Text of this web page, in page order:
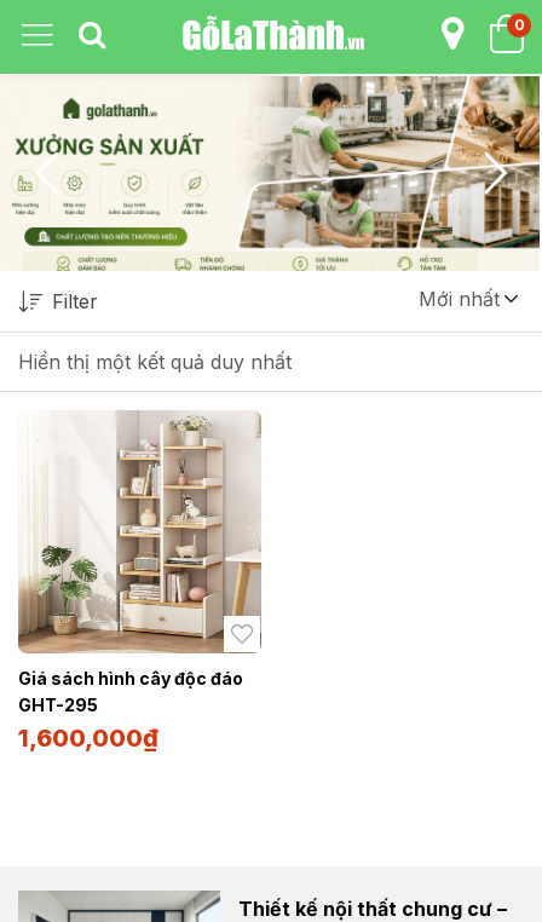
0
Hiển thị một kết quả duy nhất
Filter Mới nhất
Giá sách hình cây độc đáo
GHT-295
1,600,000₫
Thiết kế nội thất chung cư –